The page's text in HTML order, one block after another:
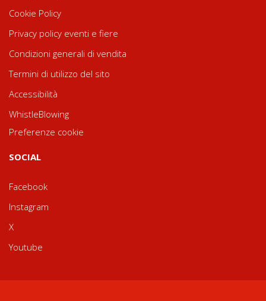
Cookie Policy
Privacy policy eventi e fiere
Condizioni generali di vendita
Termini di utilizzo del sito
Accessibilità
WhistleBlowing
Preferenze cookie
SOCIAL
Facebook
Instagram
X
Youtube